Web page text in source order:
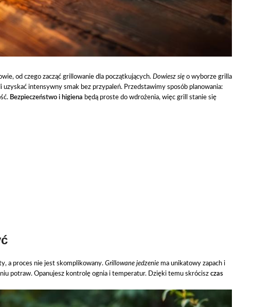
od czego zacząć grillowanie dla początkujących. Dowiesz się o wyborze grilla
intensywny smak bez przypaleń. Przedstawimy sposób planowania:
Bezpieczeństwo i higiena będą proste do wdrożenia, więc grill stanie się
a proces nie jest skomplikowany. Grillowane jedzenie ma unikatowy zapach i
potraw. Opanujesz kontrolę ognia i temperatur. Dzięki temu skrócisz czas